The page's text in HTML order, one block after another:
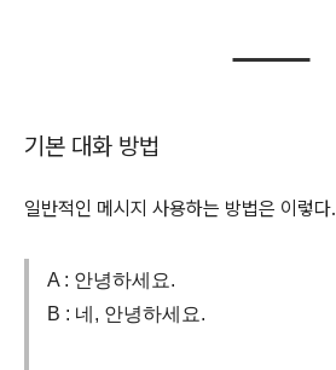
기본 대화 방법
일반적인 메시지 사용하는 방법은 이렇다.
A : 안녕하세요.
B : 네, 안녕하세요.